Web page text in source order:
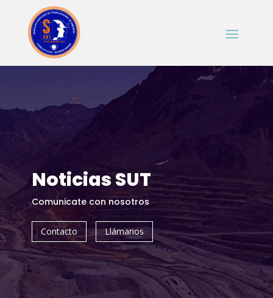
Noticias SUT
Comunicate con nosotros
Contacto Llámanos